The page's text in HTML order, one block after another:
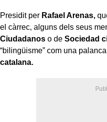
Presidit per Rafael Arenas,
el càrrec, alguns dels seus
Ciudadanos o de Sociedad
“bilingüisme” com una
catalana.